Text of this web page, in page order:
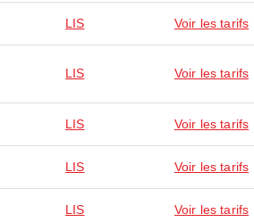
LIS Voir les tarifs
LIS Voir les tarifs
LIS Voir les tarifs
LIS Voir les tarifs
LIS Voir les tarifs